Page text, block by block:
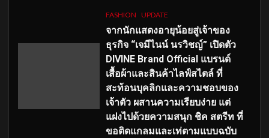
FASHION UPDATE
จากนักแสดงอายุน้อยสู่เจ้าของ
ธุรกิจ “เจมีไนน์ นรวิชญ์” เปิดตัว
DIVINE Brand Official แบรนด์
เสื้อผ้าและสินค้าไลฟ์สไตล์ ที่
สะท้อนบุคลิกและความชอบของ
เจ้าตัว ผสานความเรียบง่าย แต่
แฝงไปด้วยความสนุก ชิค สตรีท ที่
ขอติดแกลมและเท่ตามแบบฉบับ